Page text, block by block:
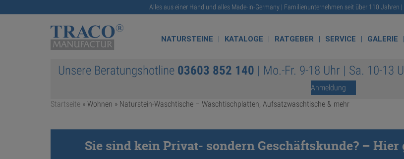
Alles aus einer Hand und alles Made-in-Germany | Familienunternehmen seit über 110 Jahren
NATURSTEINE KATALOGE RATGEBER SERVICE GALERIE
Unsere Beratungshotline 03603 852 140 | Mo.-Fr. 9-18 Uhr | Sa. 10-13
Anmeldung
Startseite » Wohnen » Naturstein-Waschtische – Waschtischplatten, Aufsatzwaschtische & mehr
Sie sind kein Privat- sondern Geschäftskunde? – Hier